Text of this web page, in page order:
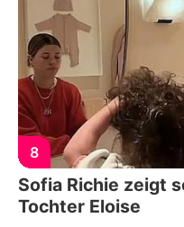
8
Sofia Richie zeigt
Tochter Eloise